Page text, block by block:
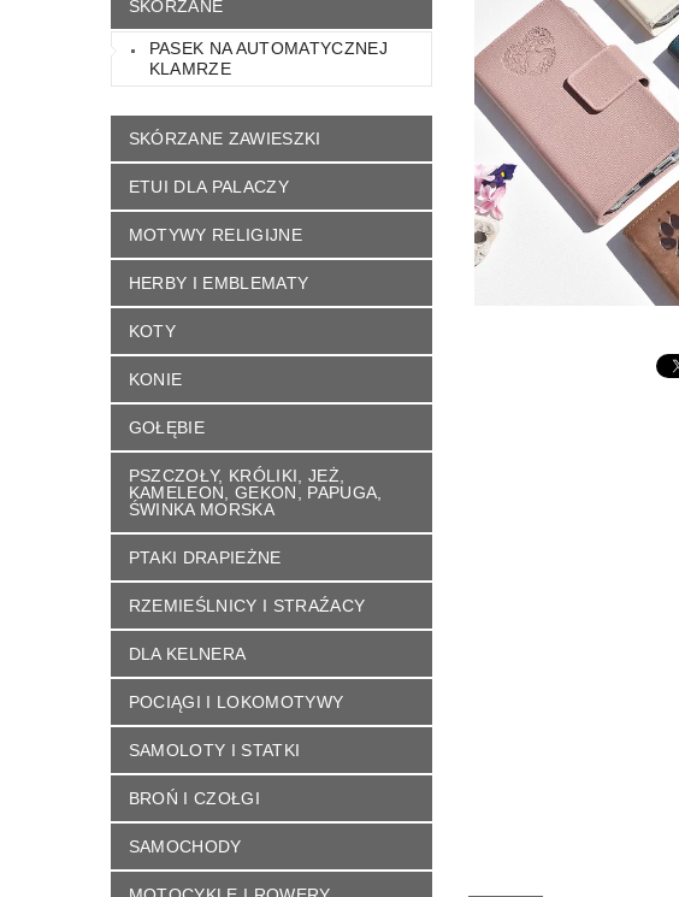
KONTAKT NAPISZ DO NAS REGULAMIN SKLEPU
SKÓRZANE
PASEK NA AUTOMATYCZNEJ
KLAMRZE
SKÓRZANE ZAWIESZKI
ETUI DLA PALACZY
MOTYWY RELIGIJNE
HERBY I EMBLEMATY
KOTY
KONIE
GOŁĘBIE
PSZCZOŁY, KRÓLIKI, JEŻ,
KAMELEON, GEKON, PAPUGA,
ŚWINKA MORSKA
PTAKI DRAPIEŻNE
RZEMIEŚLNICY I STRAŹACY
DLA KELNERA
POCIĄGI I LOKOMOTYWY
SAMOLOTY I STATKI
BROŃ I CZOŁGI
SAMOCHODY